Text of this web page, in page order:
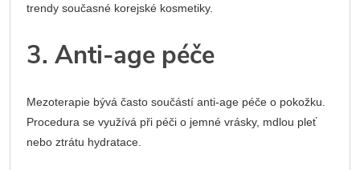
trendy současné korejské kosmetiky.
3. Anti-age péče
Mezoterapie bývá často součástí anti-age péče o pokožku.
Procedura se využívá při péči o jemné vrásky, mdlou pleť
nebo ztrátu hydratace.